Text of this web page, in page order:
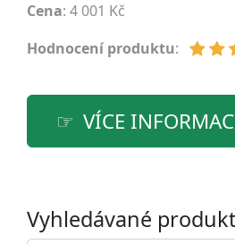
Cena: 4 001 Kč
Hodnocení produktu:
VÍCE
Vyhledávané